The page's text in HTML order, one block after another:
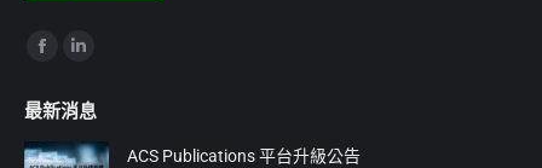
Find us on:
opens
in
opens
in
最新消息
ACS Publications 平台升級公告